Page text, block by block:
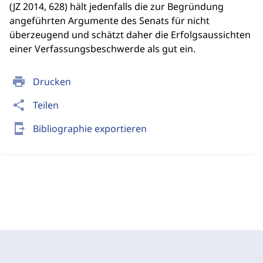
print Drucken
share Teilen
send_to_mobile Bibliographie exportieren
(JZ 2014, 628) hält jedenfalls die zur Begründung
angeführten Argumente des Senats für nicht
überzeugend und schätzt daher die Erfolgsaussichten
einer Verfassungsbeschwerde als gut ein.